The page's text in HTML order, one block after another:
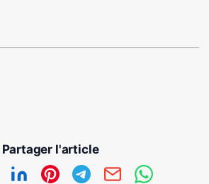
Partager l'article